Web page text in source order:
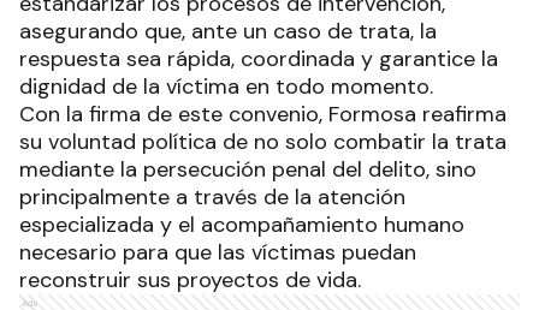
asegurando que, ante un caso de trata, la
respuesta sea rápida, coordinada y garantice la
dignidad de la víctima en todo momento.
Con la firma de este convenio, Formosa reafirma
su voluntad política de no solo combatir la trata
mediante la persecución penal del delito, sino
principalmente a través de la atención
especializada y el acompañamiento humano
necesario para que las víctimas puedan
reconstruir sus proyectos de vida.
Ads